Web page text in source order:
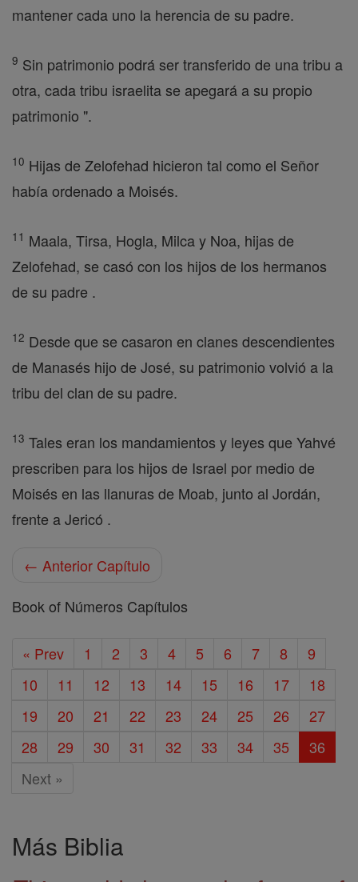
mantener cada uno la herencia de su padre.
9 Sin patrimonio podrá ser transferido de una tribu a
otra, cada tribu israelita se apegará a su propio
patrimonio ".
10 Hijas de Zelofehad hicieron tal como el Señor
había ordenado a Moisés.
11 Maala, Tirsa, Hogla, Milca y Noa, hijas de
Zelofehad, se casó con los hijos de los hermanos
de su padre .
12 Desde que se casaron en clanes descendientes
de Manasés hijo de José, su patrimonio volvió a la
tribu del clan de su padre.
13 Tales eran los mandamientos y leyes que Yahvé
prescriben para los hijos de Israel por medio de
Moisés en las llanuras de Moab, junto al Jordán,
frente a Jericó .
← Anterior Capítulo
Book of Números Capítulos
« Prev 1 2 3 4 5 6 7 8
9
10
11 12 13 14 15 16 17
18
19
20 21 22 23 24 25 26
27
28
29 30 31 32 33 34 35
36
Next »
Más Biblia